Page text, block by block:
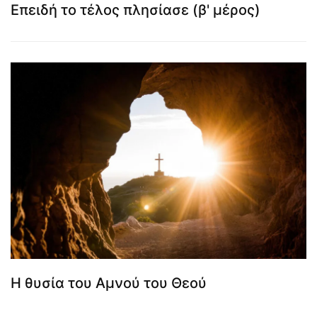
Επειδή το τέλος πλησίασε (β' μέρος)
Η θυσία του Αμνού του Θεού